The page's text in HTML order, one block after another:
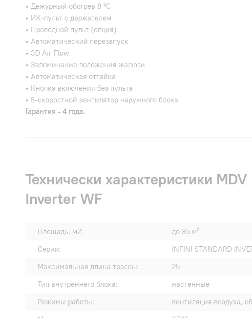
• Дежурный обогрев 8 °С
• ИК-пульт с держателем
• Проводной пульт (опция)
• Автоматический перезапуск
• 3D Air Flow
• Запоминание положения жалюзи
• Автоматическая оттайка
• Кнопка включения без пульта
• 5-скоростной вентилятор наружного блока
Гарантия - 4 года.
Технически характеристики
Inverter WF
Площадь, м2:
до 35 м²
Серии:
INFINI STANDARD
Максимальная длина трассы:
25
Тип внутреннего блока:
настенные
Режимы работы:
вентиляция воздуха,